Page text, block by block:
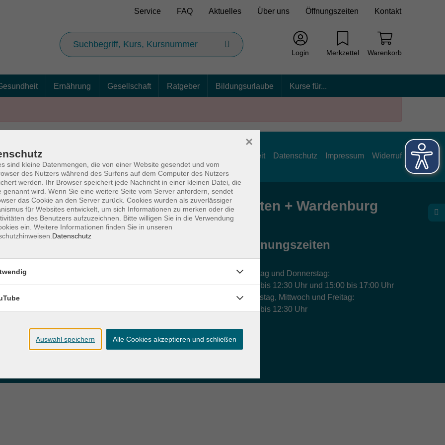
Service FAQ Aktuelles Über uns Öffnungszeiten Kontakt
Login Merkzettel Warenkorb
Ernährung Gesellschaft Ratgeber Bildungsurlaube Kurse für...
Barrierefreiheit Datenschutz Impressum Widerruf
und Donnerstag:
Volkshochschule Hatten + Wardenburg
26203 Wardenburg
Öffnungszeiten
Montag und Donnerstag:
9:00 bis 12:30 Uhr und 15:00 bis 17:00 Uhr
Dienstag, Mittwoch und Freitag:
9:00 bis 12:30 Uhr
sind kleine Datenmengen, die von einer Website gesendet und vom
des Nutzers während des Surfens auf dem Computer des Nutzers
werden. Ihr Browser speichert jede Nachricht in einer kleinen Datei, die
genannt wird. Wenn Sie eine weitere Seite vom Server anfordern, sendet
das Cookie an den Server zurück. Cookies wurden als zuverlässiger
für Websites entwickelt, um sich Informationen zu merken oder die
des Benutzers aufzuzeichnen. Bitte willigen Sie in die Verwendung
ein. Weitere Informationen finden Sie in unseren
Datenschutz
×
Auswahl speichern Alle Cookies akzeptieren und schließen